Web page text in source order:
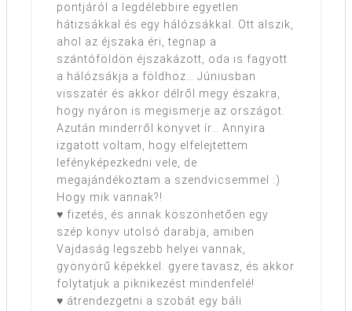
pontjáról a legdélebbire egyetlen
hátizsákkal és egy hálózsákkal. Ott alszik,
ahol az éjszaka éri, tegnap a
szántóföldön éjszakázott, oda is fagyott
a hálózsákja a földhöz… Júniusban
visszatér és akkor délről megy északra,
hogy nyáron is megismerje az országot.
Azután minderről könyvet ír… Annyira
izgatott voltam, hogy elfelejtettem
lefényképezkedni vele, de
megajándékoztam a szendvicsemmel :)
Hogy mik vannak?!
♥ fizetés, és annak köszönhetően egy
szép könyv utolsó darabja, amiben
Vajdaság legszebb helyei vannak,
gyönyörű képekkel. gyere tavasz, és akkor
folytatjuk a piknikezést mindenfelé!
♥ átrendezgetni a szobát egy báli